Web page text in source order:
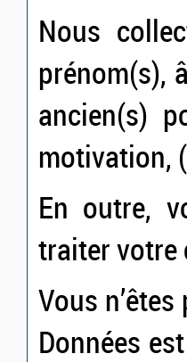
Nous
prénom(s),
ancien(s)
motivation,
En outre,
traiter votre
Vous
Données